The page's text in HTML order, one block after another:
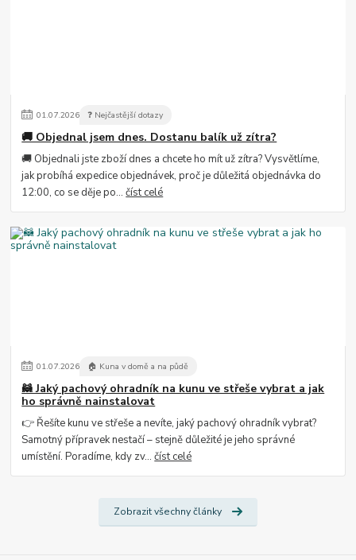
01.07.2026 ❓ Nejčastější dotazy
🚚 Objednal jsem dnes. Dostanu balík už zítra?
🚚 Objednali jste zboží dnes a chcete ho mít už zítra? Vysvětlíme,
jak probíhá expedice objednávek, proč je důležitá objednávka do
12:00, co se děje po...číst celé
01.07.2026 🏠 Kuna v domě a na půdě
🦝 Jaký pachový ohradník na kunu ve střeše vybrat a jak
ho správně nainstalovat
👉 Řešíte kunu ve střeše a nevíte, jaký pachový ohradník vybrat?
Samotný přípravek nestačí – stejně důležité je jeho správné
umístění. Poradíme, kdy zv...číst celé
Zobrazit všechny články